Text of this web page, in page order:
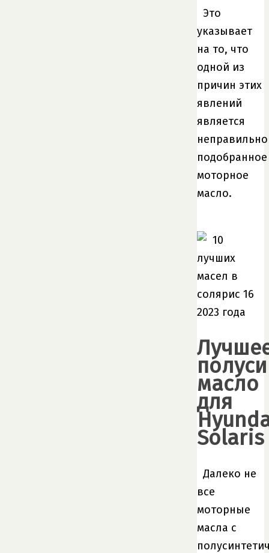
Это
указывает
на то, что
одной из
причин этих
явлений
является
неправильно
подобранное
моторное
масло.
масло
для
Solaris
Далеко не
все
моторные
масла с